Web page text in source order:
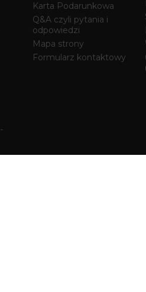
Karta Podarunkowa
Q&A czyli pytania i
odpowiedzi
Mapa strony
Formularz kontaktowy